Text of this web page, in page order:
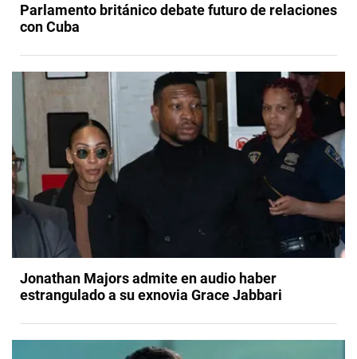
​Parlamento británico debate futuro de relaciones
con Cuba​
Jonathan Majors admite en audio haber
estrangulado a su exnovia Grace Jabbari